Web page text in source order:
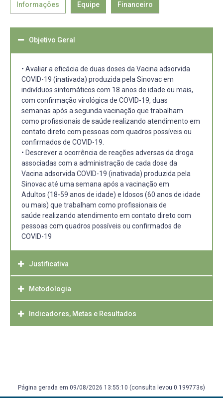
Informações Equipe Financeiro
Objetivo Geral
• Avaliar a eficácia de duas doses da Vacina adsorvida
COVID-19 (inativada) produzida pela Sinovac em
indivíduos sintomáticos com 18 anos de idade ou mais,
com confirmação virológica de COVID-19, duas
semanas após a segunda vacinação que trabalham
como profissionais de saúde realizando atendimento em
contato direto com pessoas com quadros possíveis ou
confirmados de COVID-19.
• Descrever a ocorrência de reações adversas da droga
associadas com a administração de cada dose da
Vacina adsorvida COVID-19 (inativada) produzida pela
Sinovac até uma semana após a vacinação em
Adultos (18-59 anos de idade) e Idosos (60 anos de idade
ou mais) que trabalham como profissionais de
saúde realizando atendimento em contato direto com
pessoas com quadros possíveis ou confirmados de
COVID-19
Justificativa
Desde 2019 houve circulação de um novo vírus que
emergiu na China. As autoridades chinesas identificaram
um novo tipo de coronavirus (SARS-CoV-2). Desde então
Metodologia
Este é um ensaio clínico de Fase III, randomizado,
multicêntrico guiado por desfecho, duplo cego, controlado
IM
Indicadores, Metas e Resultados
O sucesso nesse critério será definido por um
Página gerada em 09/08/2026 13:55:10 (consulta levou 0.199773s)